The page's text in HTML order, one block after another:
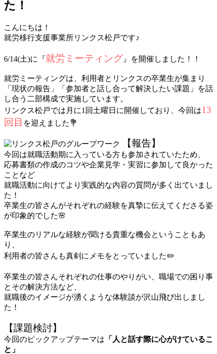
た！
こんにちは！
就労移行支援事業所リンクス松戸です♪
6/14(土)に『就労ミーティング 』を開催しました！！
就労ミーティングは、利用者とリンクスの卒業生が集まり
「現状の報告」「参加者と話し合って解決したい課題」を話
し合う二部構成で実施しています。
リンクス松戸では月に1回土曜日に開催しており、今回は13
回目 を迎えました💐
【報告】
今回は就職活動期に入っている方も参加されていたため、
応募書類の作成のコツや企業見学・実習に参加して良かった
ことなど
就職活動に向けてより実践的な内容の質問が多く出ていまし
た！
卒業生の皆さんがそれぞれの経験を真摯に伝えてくださる姿
が印象的でした🌸
卒業生のリアルな経験が聞ける貴重な機会ということもあ
り、
利用者の皆さんも真剣にメモをとっていました✏️
卒業生の皆さんそれぞれの仕事のやりがい、職場での困り事
とその解決方法など、
就職後のイメージが湧くような体験談が沢山飛び出しまし
た！
【課題検討】
今回のピックアップテーマは 「人と話す際に心がけているこ
と」